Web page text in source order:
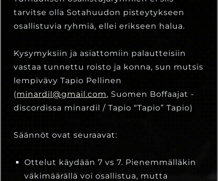
tarvitse olla Sotahuudon pisteytykseen
osallistuvia ryhmiä, ellei erikseen halua.
Kysymyksiin ja asiattomiin palautteisiin
vastaa tunnettu roisto ja konna, sun mutsis
lempivävy Tapio Pellinen
(minardil@gmail.com, Suomen Boffaajat -
discordissa minardil / Tapio “Tapio” Tapio)
Säännöt ovat seuraavat:
Ottelut käydään 7 vs 7. Pienemmälläkin
väkimäärällä voi osallistua, mutta